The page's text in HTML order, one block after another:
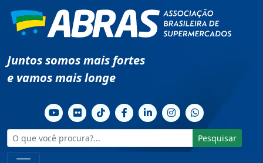
Juntos somos mais fortes
e vamos mais longe
Pesquisar